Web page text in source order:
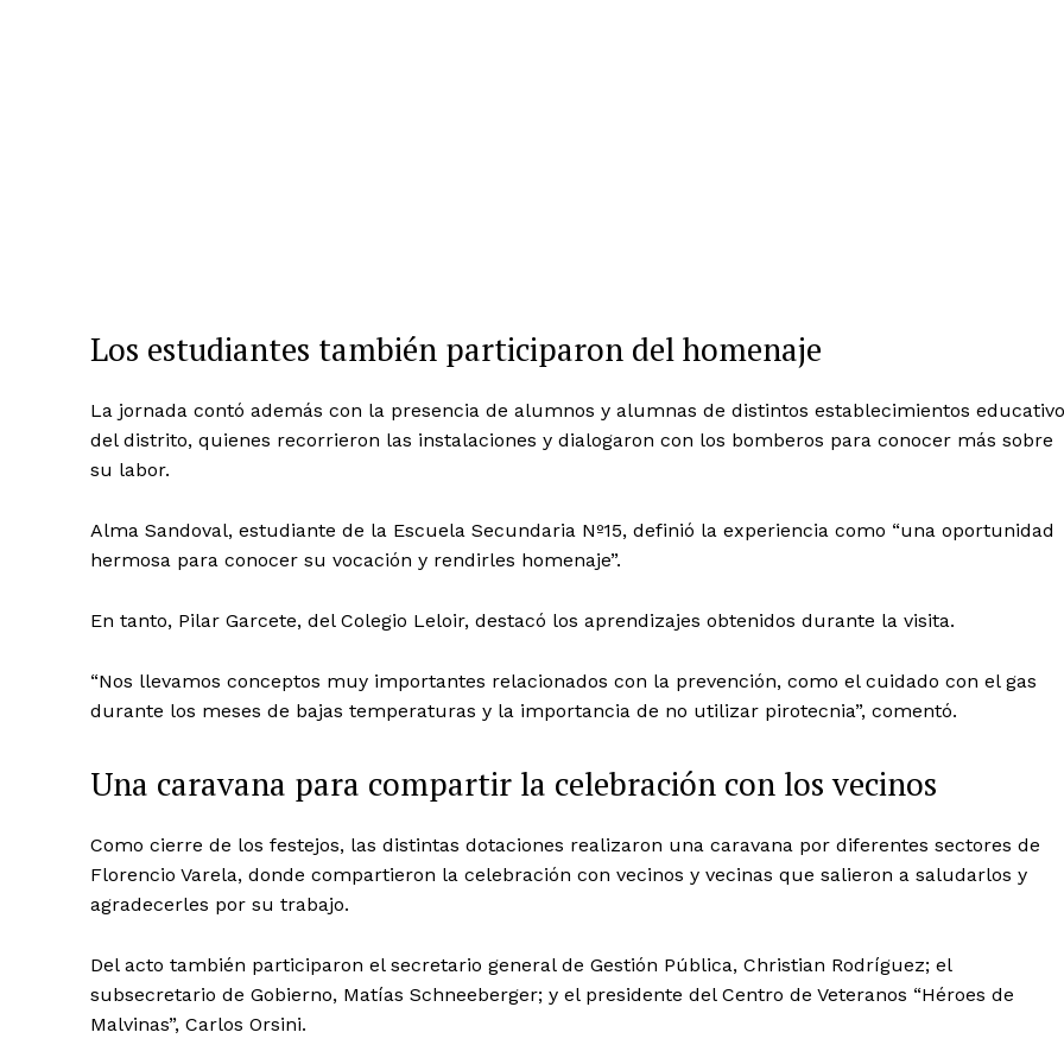
Los estudiantes también participaron del homenaje
La jornada contó además con la presencia de alumnos y alumnas de distintos establecimientos
del distrito, quienes recorrieron las instalaciones y dialogaron con los bomberos para conocer más sobre
su labor.
Alma Sandoval, estudiante de la Escuela Secundaria Nº15, definió la experiencia como “una oportunidad
hermosa para conocer su vocación y rendirles homenaje”.
En tanto, Pilar Garcete, del Colegio Leloir, destacó los aprendizajes obtenidos durante la visita.
“Nos llevamos conceptos muy importantes relacionados con la prevención, como el cuidado con el gas
durante los meses de bajas temperaturas y la importancia de no utilizar pirotecnia”, comentó.
Una caravana para compartir la celebración con los vecinos
Como cierre de los festejos, las distintas dotaciones realizaron una caravana por diferentes sectores de
Florencio Varela, donde compartieron la celebración con vecinos y vecinas que salieron a saludarlos y
agradecerles por su trabajo.
Del acto también participaron el secretario general de Gestión Pública, Christian Rodríguez; el
subsecretario de Gobierno, Matías Schneeberger; y el presidente del Centro de Veteranos “Héroes de
Malvinas”, Carlos Orsini.